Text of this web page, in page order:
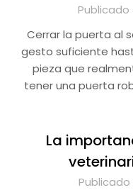
Publicado
Cerrar la puerta al
gesto suficiente
pieza que
tener una puerta
La
Publicado